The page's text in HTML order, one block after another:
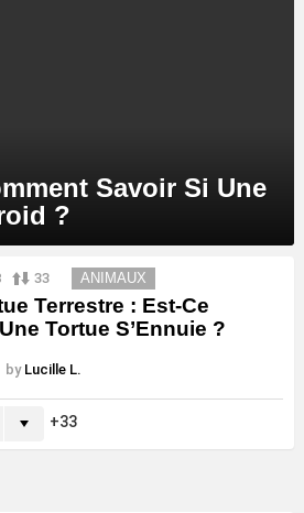
Savoir Si Une
?
33 ANIMAUX
Terrestre : Est-Ce
Tortue S’Ennuie ?
by Lucille L.
33